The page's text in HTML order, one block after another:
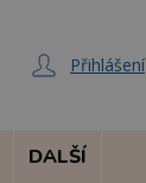
Přihlášení
DALŠÍ